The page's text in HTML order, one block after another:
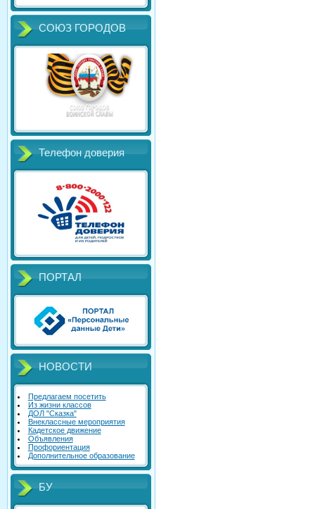
СОЮЗ ГОРОДОВ
Телефон доверия
ПОРТАЛ
НОВОСТИ
Предлагаем посетить
Из жизни классов
ДОЛ "Сказка"
Внеклассные мероприятия
Кадетское движение
Объявления
Профориентация
Дополнительное образование
БУ